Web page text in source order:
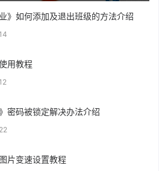
》如何添加及退出班级的方法介绍
用教程
密码被锁定解决办法介绍
片变速设置教程